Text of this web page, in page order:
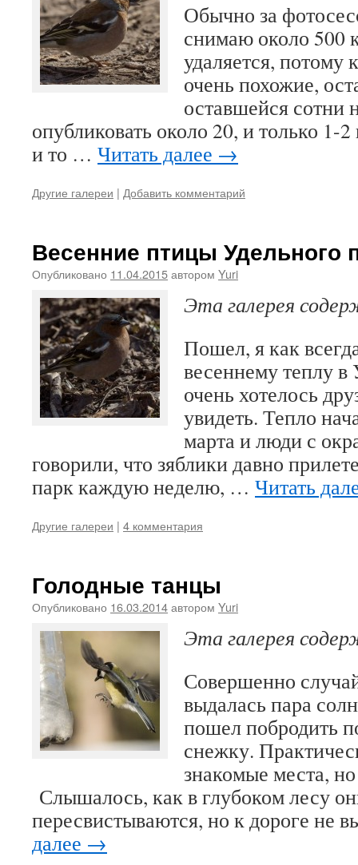
Обычно за
снимаю около 500
удаляется, потому
очень похожие,
оставшейся сотни
опубликовать около 20, и только 1-
и то … Читать далее →
Другие галереи | Добавить комментарий
Весенние птицы Удельного
Опубликовано 11.04.2015автором Yuri
Эта галерея
Пошел, я как
весеннему теплу
очень хотелось
увидеть. Тепло
марта и люди с
говорили, что зяблики давно
парк каждую неделю, … Читать
Другие галереи | 4 комментария
Голодные танцы
Опубликовано 16.03.2014автором Yuri
Эта галерея
Совершенно
выдалась пара
пошел побродить
снежку.
знакомые места,
Слышалось, как в глубоком лесу
пересвистываются, но к дороге
далее →